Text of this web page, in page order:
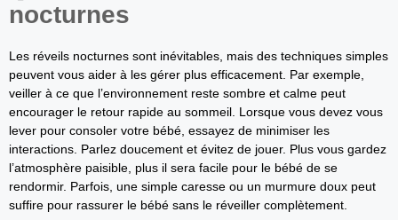
nocturnes
Les réveils nocturnes sont inévitables, mais des techniques simples
peuvent vous aider à les gérer plus efficacement. Par exemple,
veiller à ce que l’environnement reste sombre et calme peut
encourager le retour rapide au sommeil. Lorsque vous devez vous
lever pour consoler votre bébé, essayez de minimiser les
interactions. Parlez doucement et évitez de jouer. Plus vous gardez
l’atmosphère paisible, plus il sera facile pour le bébé de se
rendormir. Parfois, une simple caresse ou un murmure doux peut
suffire pour rassurer le bébé sans le réveiller complètement.